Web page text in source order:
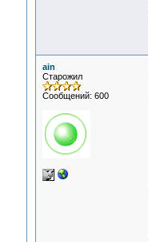
ain
Старожил
Сообщений: 600